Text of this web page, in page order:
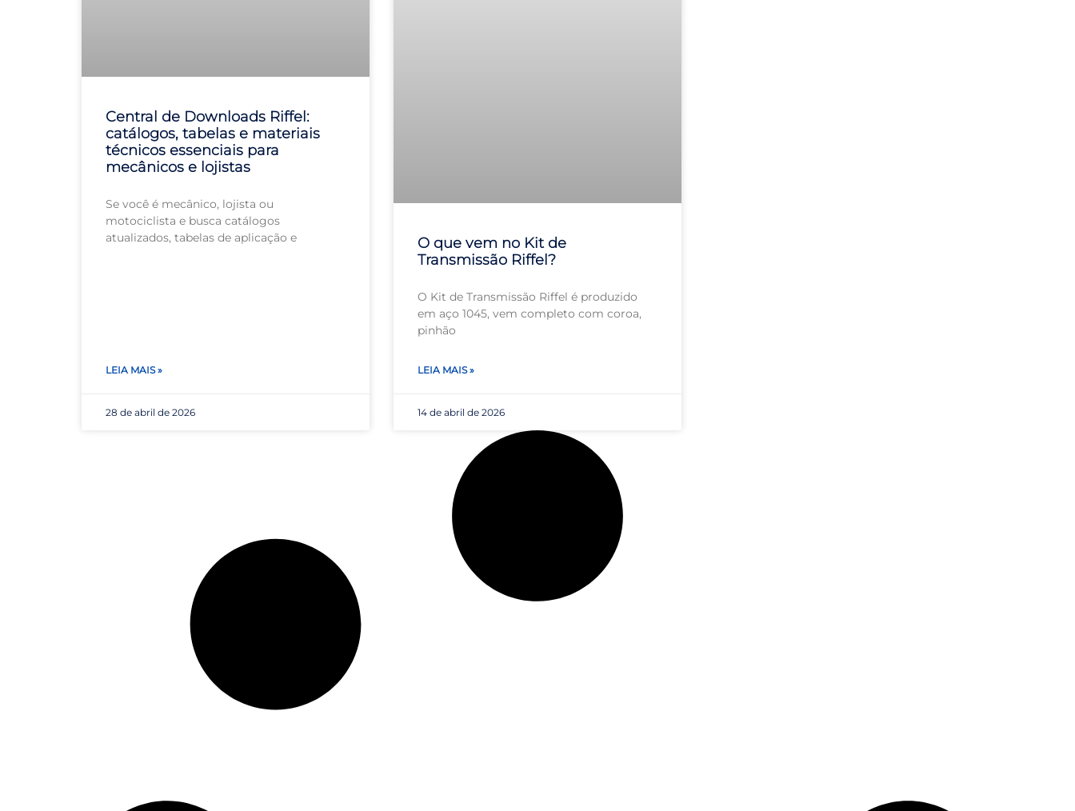
Central de Downloads Riffel:
catálogos, tabelas e materiais
técnicos essenciais para
mecânicos e lojistas
Se você é mecânico, lojista ou
motociclista e busca catálogos
atualizados, tabelas de aplicação e
LEIA MAIS »
28 de abril de 2026
O que vem no Kit de
Transmissão Riffel?
O Kit de Transmissão Riffel é produzido
em aço 1045, vem completo com coroa,
pinhão
LEIA MAIS »
14 de abril de 2026